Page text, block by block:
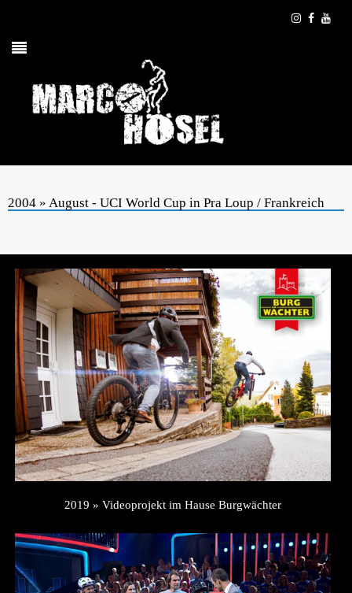
2004 » August - UCI World Cup in Pra Loup / Frankreich
2019 » Videoprojekt im Hause Burgwächter